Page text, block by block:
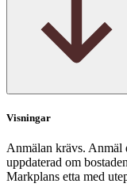
Visningar
Anmälan krävs. Anmäl
uppdaterad om
Markplans etta med